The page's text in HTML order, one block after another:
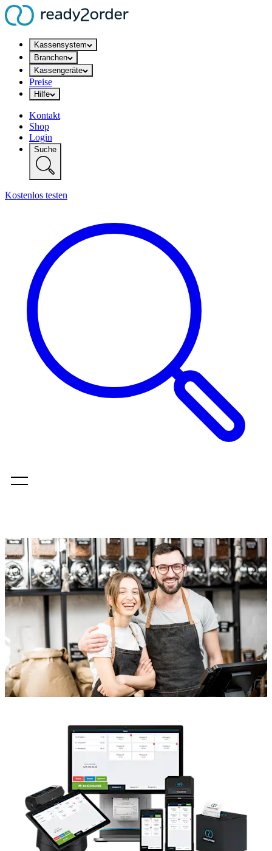
Kassensystem
Branchen
Kassengeräte
Preise
Hilfe
Kontakt
Shop
Login
Suche
Kostenlos testen